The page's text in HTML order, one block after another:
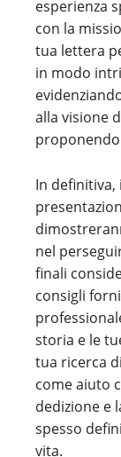
esperienza
con la
tua lettera
in modo
alla visione
In
nel
finali
consigli
storia e le
tua ricerca
come aiuto
dedizione e
spesso
vita.